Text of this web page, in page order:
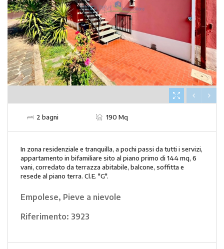
2 bagni 190 Mq
In zona residenziale e tranquilla, a pochi passi da tutti i servizi,
appartamento in bifamiliare sito al piano primo di 144 mq, 6
vani, corredato da terrazza abitabile, balcone, soffitta e
resede al piano terra. Cl.E. "G".
Empolese, Pieve a nievole
Riferimento: 3923